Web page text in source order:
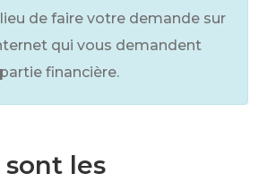
de faire votre demande sur
qui vous demandent
financière.
les